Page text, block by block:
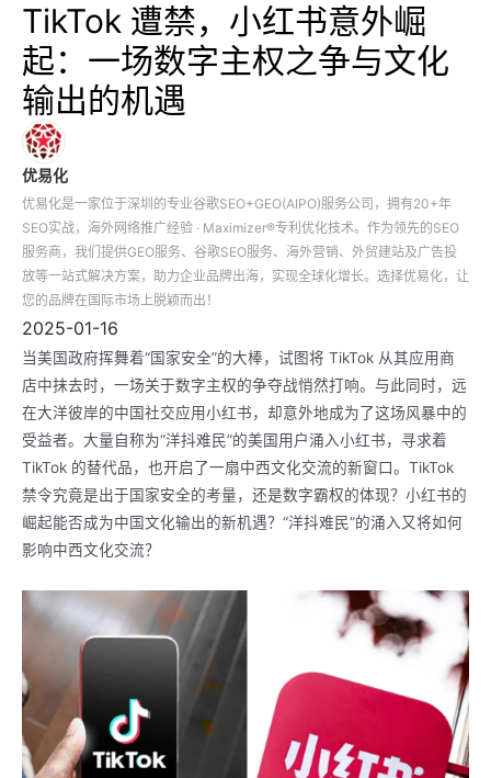
TikTok 遭禁，小红书意外崛
起：一场数字主权之争与文化
输出的机遇
优易化
优易化是一家位于深圳的专业谷歌SEO+GEO(AIPO)服务公司，拥有20+年
SEO实战，海外网络推广经验 · Maximizer®专利优化技术。作为领先的SEO
服务商，我们提供GEO服务、谷歌SEO服务、海外营销、外贸建站及广告投
放等一站式解决方案，助力企业品牌出海，实现全球化增长。选择优易化，让
您的品牌在国际市场上脱颖而出！
2025-01-16
当美国政府挥舞着“国家安全”的大棒，试图将 TikTok 从其应用商
店中抹去时，一场关于数字主权的争夺战悄然打响。与此同时，远
在大洋彼岸的中国社交应用小红书，却意外地成为了这场风暴中的
受益者。大量自称为“洋抖难民”的美国用户涌入小红书，寻求着
TikTok 的替代品，也开启了一扇中西文化交流的新窗口。TikTok
禁令究竟是出于国家安全的考量，还是数字霸权的体现？小红书的
崛起能否成为中国文化输出的新机遇？“洋抖难民”的涌入又将如何
影响中西文化交流？